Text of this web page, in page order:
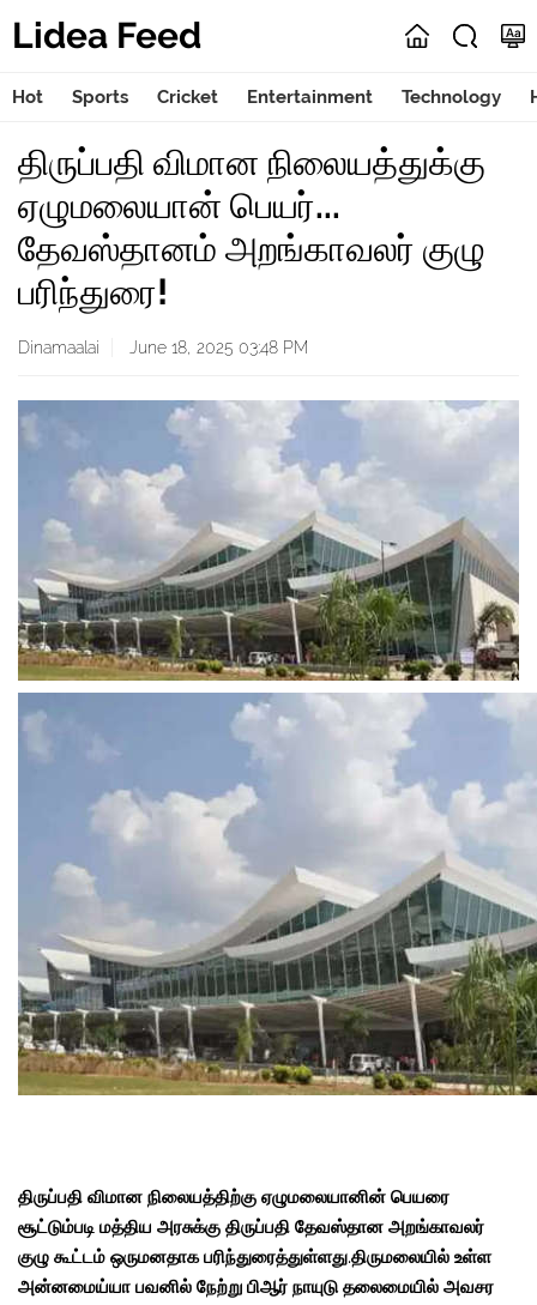
Lidea Feed
Hot Sports Cricket Entertainment Technology
திருப்பதி விமான நிலையத்துக்கு
ஏழுமலையான் பெயர்...
தேவஸ்தானம் அறங்காவலர் குழு
பரிந்துரை!
Dinamaalai June 18, 2025 03:48 PM
திருப்பதி விமான நிலையத்திற்கு ஏழுமலையானின் பெயரை
சூட்டும்படி மத்திய அரசுக்கு திருப்பதி தேவஸ்தான அறங்காவலர்
குழு கூட்டம் ஒருமனதாக பரிந்துரைத்துள்ளது.திருமலையில் உள்ள
அன்னமைய்யா பவனில் நேற்று பிஆர் நாயுடு தலைமையில் அவசர